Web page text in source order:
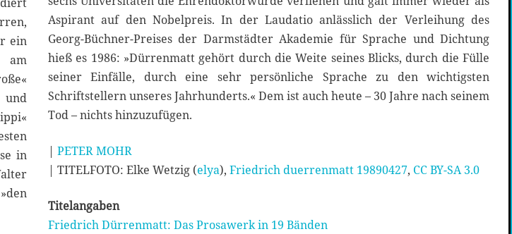
ein
am
und
in
Aspirant auf den Nobelpreis. In der Laudatio anlässlich der Verleihung des
Georg-Büchner-Preises der Darmstädter Akademie für Sprache und Dichtung
hieß es 1986: »Dürrenmatt gehört durch die Weite seines Blicks, durch die Fülle
seiner Einfälle, durch eine sehr persönliche Sprache zu den wichtigsten
Schriftstellern unseres Jahrhunderts.« Dem ist auch heute – 30 Jahre nach seinem
Tod – nichts hinzuzufügen.
| PETER MOHR
| TITELFOTO: Elke Wetzig (elya), Friedrich duerrenmatt 19890427, CC BY-SA 3.0
Titelangaben
Friedrich Dürrenmatt: Das Prosawerk in 19 Bänden